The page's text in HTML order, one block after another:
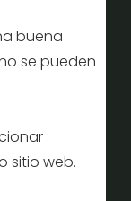
buena
se pueden
sitio web.